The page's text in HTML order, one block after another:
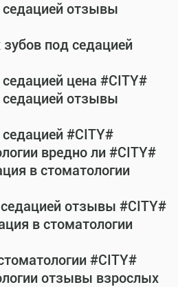
седацией отзывы
под седацией
цена #CITY#
седацией отзывы
#CITY#
вредно ли #CITY#
в стоматологии
отзывы #CITY#
в стоматологии
#CITY#
отзывы взрослых